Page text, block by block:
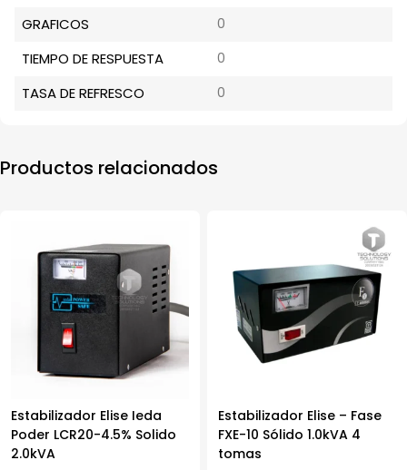
GRAFICOS 0
TIEMPO DE RESPUESTA 0
TASA DE REFRESCO 0
Productos relacionados
Estabilizador Elise Ieda
Poder LCR20-4.5% Solido
2.0kVA
Estabilizador Elise – Fase
FXE-10 Sólido 1.0kVA 4
tomas